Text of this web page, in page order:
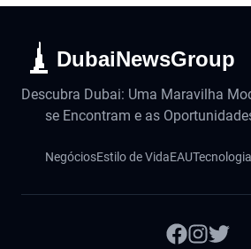
DubaiNewsGroup
Descubra Dubai: Uma Maravilha
se Encontram e as
NegóciosEstilo de VidaEAUTecnologia